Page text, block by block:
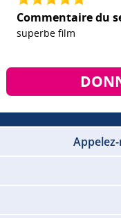
Commentaire du
superbe film